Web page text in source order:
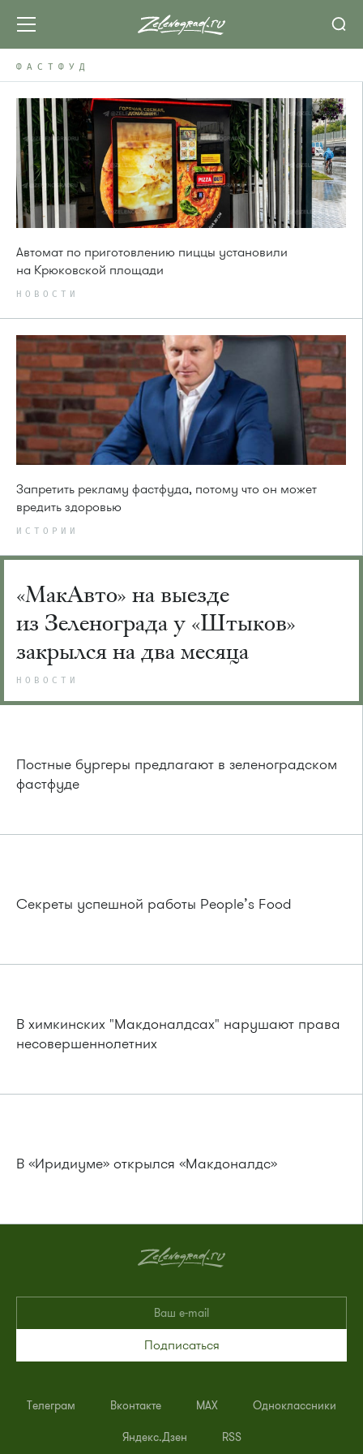
ФАСТФУД
Автомат по приготовлению пиццы установили
на Крюковской площади
НОВОСТИ
Запретить рекламу фастфуда, потому что он может
вредить здоровью
ИСТОРИИ
«МакАвто» на выезде
из Зеленограда у «Штыков»
закрылся на два месяца
НОВОСТИ
Постные бургеры предлагают в зеленоградском
фастфуде
Секреты успешной работы People’s Food
В химкинских "Макдоналдсах" нарушают права
несовершеннолетних
В «Иридиуме» открылся «Макдоналдс»
Подписаться
Телеграм Вконтакте MAX Одноклассники
Яндекс.Дзен RSS